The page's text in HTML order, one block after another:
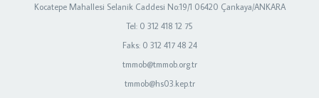
Kocatepe Mahallesi Selanik Caddesi No:19/1 06420 Çankaya/ANKARA
Tel: 0 312 418 12 75
Faks: 0 312 417 48 24
tmmob@tmmob.org.tr
tmmob@hs03.kep.tr